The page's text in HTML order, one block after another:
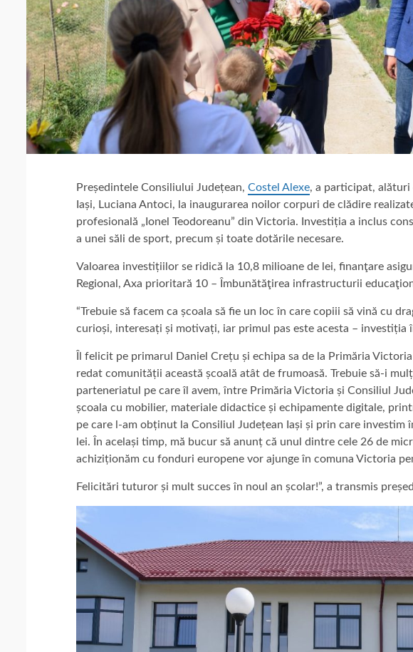
Președintele Consiliului Județean, Costel Alexe, a participat, alături
Iași, Luciana Antoci, la inaugurarea noilor corpuri de clădire
profesională „Ionel Teodoreanu” din Victoria. Investiția a inclus
a unei săli de sport, precum și toate dotările necesare.
Valoarea investițiilor se ridică la 10,8 milioane de lei, finanţare
Regional, Axa prioritară 10 – Îmbunătăţirea infrastructurii
“Trebuie să facem ca școala să fie un loc în care copiii să vină cu
curioși, interesați și motivați, iar primul pas este acesta – investiția
Îl felicit pe primarul Daniel Crețu și echipa sa de la Primăria
redat comunității această școală atât de frumoasă. Trebuie să-i
parteneriatul pe care îl avem, între Primăria Victoria și Consiliul
școala cu mobilier, materiale didactice și echipamente digitale,
pe care l-am obținut la Consiliul Județean Iași și prin care investim
lei. În același timp, mă bucur să anunț că unul dintre cele 26 de
achiziționăm cu fonduri europene vor ajunge în comuna Victoria
Felicitări tuturor și mult succes în noul an școlar!”, a transmis